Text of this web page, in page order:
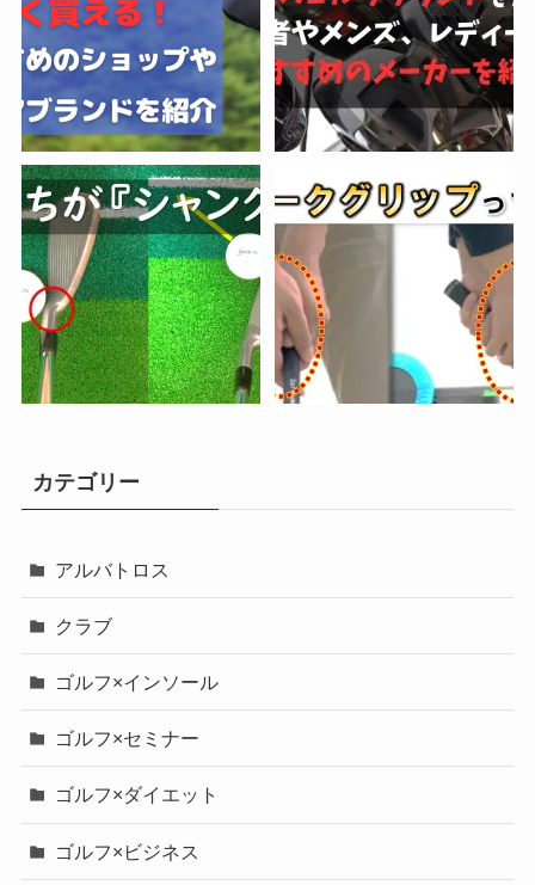
カテゴリー
アルバトロス
クラブ
ゴルフ×インソール
ゴルフ×セミナー
ゴルフ×ダイエット
ゴルフ×ビジネス